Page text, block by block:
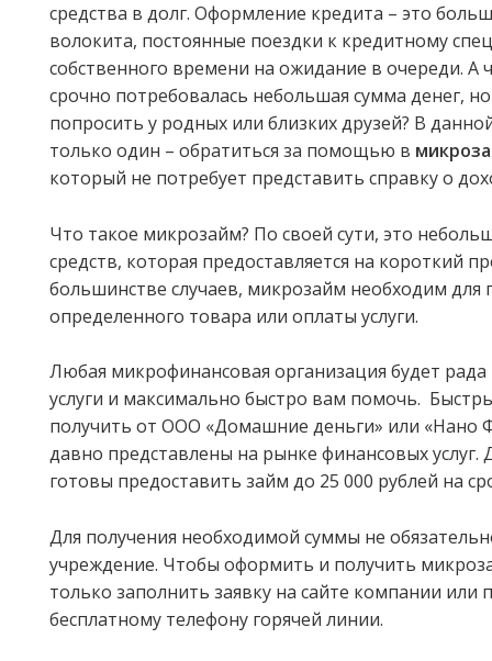
средства в долг. Оформление кредита – это
волокита, постоянные поездки к кредитному
собственного времени на ожидание в очереди. А
срочно потребовалась небольшая сумма денег,
попросить у родных или близких друзей? В
только один – обратиться за помощью в
который не потребует представить справку о
Что такое микрозайм? По своей сути, это
средств, которая предоставляется на короткий
большинстве случаев, микрозайм необходим для
определенного товара или оплаты услуги.
Любая микрофинансовая организация будет
услуги и максимально быстро вам помочь.
получить от ООО «Домашние деньги» или «Нано
давно представлены на рынке финансовых
готовы предоставить займ до 25 000 рублей на
Для получения необходимой суммы не
учреждение. Чтобы оформить и получить
только заполнить заявку на сайте компании или
бесплатному телефону горячей линии.